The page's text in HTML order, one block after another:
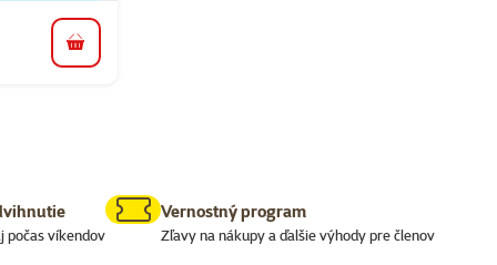
do košíka
počas víkendov
Vernostný program
Zľavy na nákupy a ďalšie výhody pre členov